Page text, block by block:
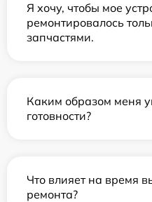
Я хочу, чтобы мое
ремонтировалось
запчастями.
Каким образом меня
готовности?
Что влияет на время
ремонта?